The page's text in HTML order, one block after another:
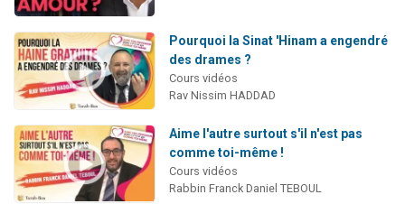
Pourquoi la Sinat 'Hinam a engendré
des drames ?
Cours vidéos
Rav Nissim HADDAD
Aime l'autre surtout s'il n'est pas
comme toi-même !
Cours vidéos
Rabbin Franck Daniel TEBOUL